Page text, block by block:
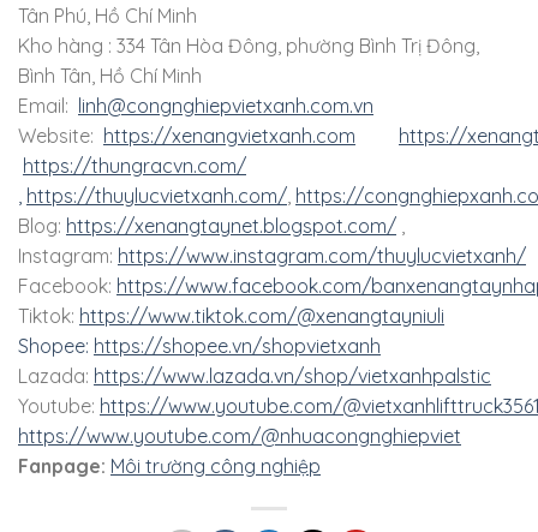
Tân Phú, Hồ Chí Minh
Kho hàng : 334 Tân Hòa Đông, phường Bình Trị Đông,
Bình Tân, Hồ Chí Minh
Email: linh@congnghiepvietxanh.com.vn
Website: https://xenangvietxanh.com
https://
https://thungracvn.com/
, https://thuylucvietxanh.com/, https://
Blog: https://xenangtaynet.blogspot.com/ ,
Instagram: https://www.instagram.com/thuylucvietxanh/
Facebook: https://www.facebook.com/
Tiktok: https://www.tiktok.com/@xenangtayniuli
Shopee: https://shopee.vn/shopvietxanh
Lazada: https://www.lazada.vn/shop/vietxanhpalstic
Youtube: https://www.youtube.com/
https://www.youtube.com/@nhuacongnghiepviet
Fanpage: Môi trường công nghiệp